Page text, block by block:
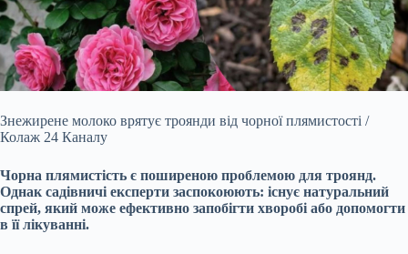
Знежирене молоко врятує троянди від чорної плямистості /
Колаж 24 Каналу
Чорна плямистість є поширеною проблемою для троянд.
Однак садівничі експерти заспокоюють: існує натуральний
спрей, який може ефективно запобігти хворобі або допомогти
в її лікуванні.